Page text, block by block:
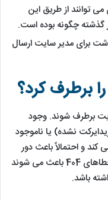
می توانند از طریق این
برای مدیر سایت ارسال
سایت برطرف شوند. وجود
نشده) یا ناموجود
و احتمالاً باعث دور
شدن کاربران از وب سایت شما می شوند. خطاهای 404 باعث می شوند
باشد.